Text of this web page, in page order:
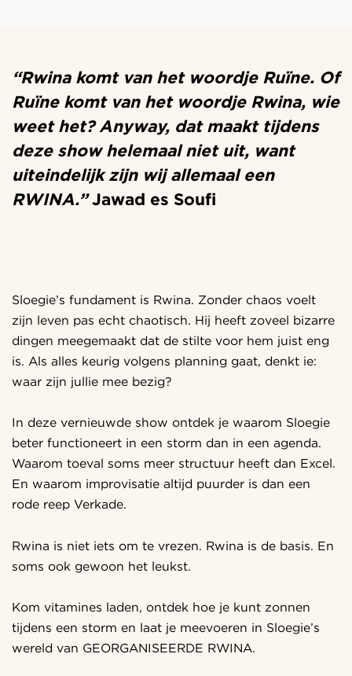
“Rwina komt van het woordje Ruïne. Of
Ruïne komt van het woordje Rwina, wie
weet het? Anyway, dat maakt tijdens
deze show helemaal niet uit, want
uiteindelijk zijn wij allemaal een
RWINA.”Jawad es Soufi
Sloegie’s fundament is Rwina. Zonder chaos voelt
zijn leven pas echt chaotisch. Hij heeft zoveel bizarre
dingen meegemaakt dat de stilte voor hem juist eng
is. Als alles keurig volgens planning gaat, denkt ie:
waar zijn jullie mee bezig?
In deze vernieuwde show ontdek je waarom Sloegie
beter functioneert in een storm dan in een agenda.
Waarom toeval soms meer structuur heeft dan Excel.
En waarom improvisatie altijd puurder is dan een
rode reep Verkade.
Rwina is niet iets om te vrezen. Rwina is de basis. En
soms ook gewoon het leukst.
Kom vitamines laden, ontdek hoe je kunt zonnen
tijdens een storm en laat je meevoeren in Sloegie’s
wereld van GEORGANISEERDE RWINA.